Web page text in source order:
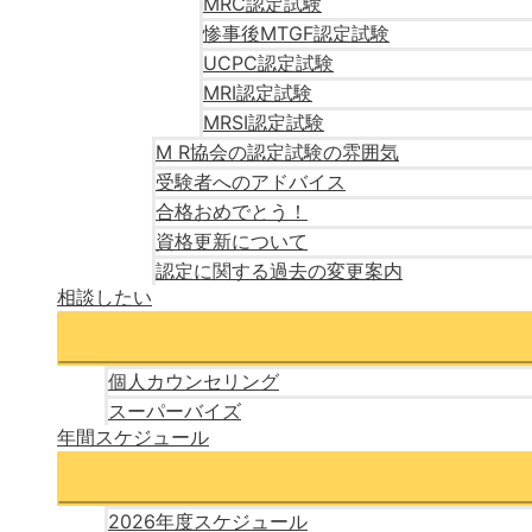
惨事後MTGF認定試験
UCPC認定試験
MRI認定試験
MRSI認定試験
M R協会の認定試験の雰囲気
受験者へのアドバイス
合格おめでとう！
資格更新について
認定に関する過去の変更案内
相談したい
個人カウンセリング
スーパーバイズ
年間スケジュール
2026年度スケジュール